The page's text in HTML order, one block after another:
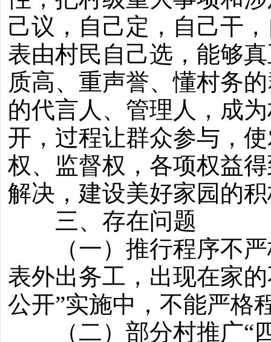
己议，自己定，自己干
表由村民自己选，能够
质高、重声誉、懂村务
的代言人、管理人，成
开，过程让群众参与，
权、监督权，各项权益
解决，建设美好家园的
三、存在问题
（一）推行程序不严
表外出务工，出现在家
公开”实施中，不能严格
（二）部分村推广“四